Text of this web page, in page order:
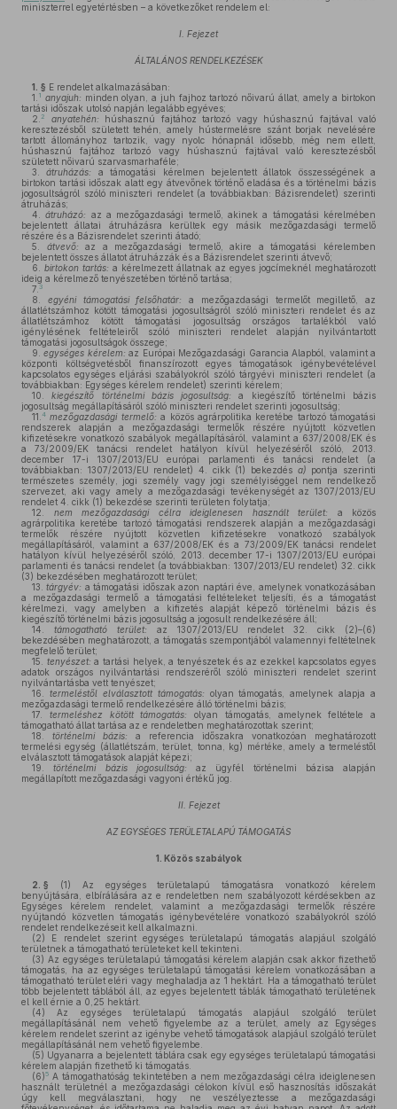
miniszterrel egyetértésben – a következőket rendelem el:
I. Fejezet
ÁLTALÁNOS RENDELKEZÉSEK
1. § E rendelet alkalmazásában:
1. 1 anyajuh: minden olyan, a juh fajhoz tartozó nőivarú állat, amely a birtokon
tartási időszak utolsó napján legalább egyéves;
2. 2 anyatehén: húshasznú fajtához tartozó vagy húshasznú fajtával való
keresztezésből született tehén, amely hústermelésre szánt borjak nevelésére
tartott állományhoz tartozik, vagy nyolc hónapnál idősebb, még nem ellett,
húshasznú fajtához tartozó vagy húshasznú fajtával való keresztezésből
született nőivarú szarvasmarhaféle;
3.
átruházás:
a támogatási kérelmen bejelentett állatok összességének a
birtokon tartási időszak alatt egy átvevőnek történő eladása és a történelmi bázis
jogosultságról szóló miniszteri rendelet (a továbbiakban: Bázisrendelet) szerinti
átruházás;
4.
átruházó: az a mezőgazdasági termelő, akinek a támogatási kérelmében
bejelentett állatai átruházásra kerültek egy másik mezőgazdasági termelő
részére és a Bázisrendelet szerinti átadó;
5.
átvevő: az a mezőgazdasági termelő, akire a támogatási kérelemben
bejelentett összes állatot átruházzák és a Bázisrendelet szerinti átvevő;
6.
birtokon tartás: a kérelmezett állatnak az egyes jogcímeknél meghatározott
ideig a kérelmező tenyészetében történő tartása;
7. 3
8. egyéni támogatási felsőhatár:
a mezőgazdasági termelőt megillető, az
állatlétszámhoz kötött támogatási jogosultságról szóló miniszteri rendelet és az
állatlétszámhoz kötött támogatási jogosultság országos tartalékból való
igénylésének feltételeiről szóló miniszteri rendelet alapján nyilvántartott
támogatási jogosultságok összege;
9.
egységes kérelem: az Európai Mezőgazdasági Garancia Alapból, valamint a
központi költségvetésből finanszírozott egyes támogatások igénybevételével
kapcsolatos egységes eljárási szabályokról szóló tárgyévi miniszteri rendelet (a
továbbiakban: Egységes kérelem rendelet) szerinti kérelem;
10.
kiegészítő történelmi bázis jogosultság: a kiegészítő történelmi bázis
jogosultság megállapításáról szóló miniszteri rendelet szerinti jogosultság;
11. 4 mezőgazdasági termelő: a közös agrárpolitika keretébe tartozó támogatási
rendszerek alapján a mezőgazdasági termelők részére nyújtott közvetlen
kifizetésekre vonatkozó szabályok megállapításáról, valamint a 637/2008/EK és
a 73/2009/EK tanácsi rendelet hatályon kívül helyezéséről szóló, 2013.
december 17-i 1307/2013/EU európai parlamenti és tanácsi rendelet (a
továbbiakban: 1307/2013/EU rendelet) 4. cikk (1) bekezdés a) pontja szerinti
természetes személy, jogi személy vagy jogi személyiséggel nem rendelkező
szervezet, aki vagy amely a mezőgazdasági tevékenységét az 1307/2013/EU
rendelet 4. cikk (1) bekezdése szerinti területen folytatja;
12.
nem mezőgazdasági célra ideiglenesen használt terület: a közös
agrárpolitika keretébe tartozó támogatási rendszerek alapján a mezőgazdasági
termelők részére nyújtott közvetlen kifizetésekre vonatkozó szabályok
megállapításáról, valamint a 637/2008/EK és a 73/2009/EK tanácsi rendelet
hatályon kívül helyezéséről szóló, 2013. december 17-i 1307/2013/EU európai
parlamenti és tanácsi rendelet (a továbbiakban: 1307/2013/EU rendelet) 32. cikk
(3) bekezdésében meghatározott terület;
13.
tárgyév: a támogatási időszak azon naptári éve, amelynek vonatkozásában
a mezőgazdasági termelő a támogatási feltételeket teljesíti, és a támogatást
kérelmezi, vagy amelyben a kifizetés alapját képező történelmi bázis és
kiegészítő történelmi bázis jogosultság a jogosult rendelkezésére áll;
14.
támogatható terület: az 1307/2013/EU rendelet 32. cikk (2)–(6)
bekezdésében meghatározott, a támogatás szempontjából valamennyi feltételnek
megfelelő terület;
15.
tenyészet: a tartási helyek, a tenyészetek és az ezekkel kapcsolatos egyes
adatok országos nyilvántartási rendszeréről szóló miniszteri rendelet szerint
nyilvántartásba vett tenyészet;
16.
termeléstől elválasztott támogatás: olyan támogatás, amelynek alapja a
mezőgazdasági termelő rendelkezésére álló történelmi bázis;
17.
termeléshez kötött támogatás:
olyan támogatás, amelynek feltétele a
támogatható állat tartása az e rendeletben meghatározottak szerint;
18.
történelmi bázis: a referencia időszakra vonatkozóan meghatározott
termelési egység (állatlétszám, terület, tonna, kg) mértéke, amely a termeléstől
elválasztott támogatások alapját képezi;
19.
történelmi bázis jogosultság: az ügyfél történelmi bázisa alapján
megállapított mezőgazdasági vagyoni értékű jog.
II. Fejezet
AZ EGYSÉGES TERÜLETALAPÚ TÁMOGATÁS
1. Közös szabályok
2. § (1) Az egységes területalapú támogatásra vonatkozó kérelem
benyújtására, elbírálására az e rendeletben nem szabályozott kérdésekben az
Egységes kérelem rendelet, valamint a mezőgazdasági termelők részére
nyújtandó közvetlen támogatás igénybevételére vonatkozó szabályokról szóló
rendelet rendelkezéseit kell alkalmazni.
(2) E rendelet szerint egységes területalapú támogatás alapjául szolgáló
területnek a támogatható területeket kell tekinteni.
(3) Az egységes területalapú támogatási kérelem alapján csak akkor fizethető
támogatás, ha az egységes területalapú támogatási kérelem vonatkozásában a
támogatható terület eléri vagy meghaladja az 1 hektárt. Ha a támogatható terület
több bejelentett táblából áll, az egyes bejelentett táblák támogatható területének
el kell érnie a 0,25 hektárt.
(4) Az egységes területalapú támogatás alapjául szolgáló terület
megállapításánál nem vehető figyelembe az a terület, amely az Egységes
kérelem rendelet szerint az igénybe vehető támogatások alapjául szolgáló terület
megállapításánál nem vehető figyelembe.
(5) Ugyanarra a bejelentett táblára csak egy egységes területalapú támogatási
kérelem alapján fizethető ki támogatás.
(6)5 A támogathatóság tekintetében a nem mezőgazdasági célra ideiglenesen
használt területnél a mezőgazdasági célokon kívül eső hasznosítás időszakát
úgy kell megválasztani, hogy ne veszélyeztesse a mezőgazdasági